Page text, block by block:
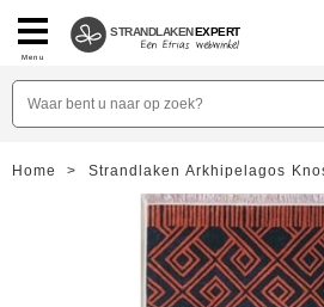
Menu
STRANDLAKENEXPERT
Home > Strandlaken Arkhipelagos